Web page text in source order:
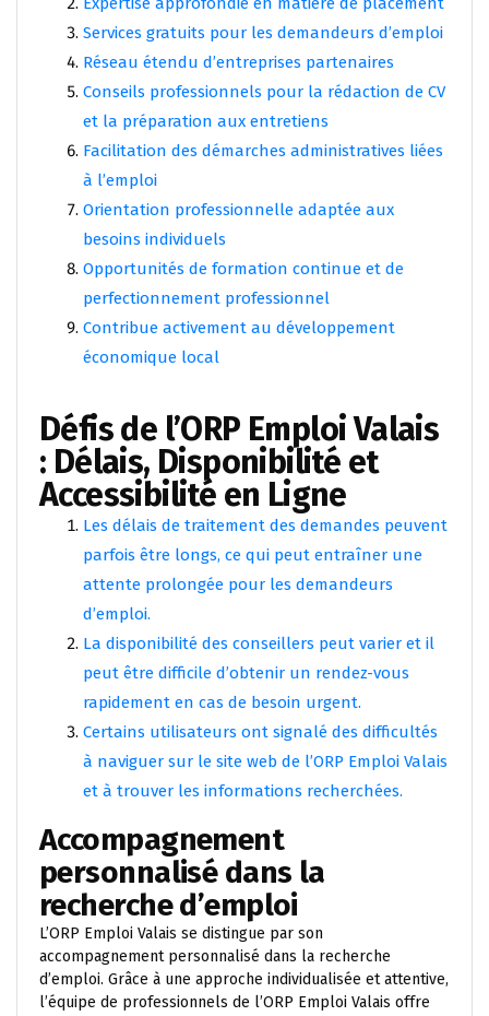
Services gratuits pour les demandeurs d’emploi
Réseau étendu d’entreprises partenaires
Conseils professionnels pour la rédaction de CV
et la préparation aux entretiens
Facilitation des démarches administratives liées
à l’emploi
Orientation professionnelle adaptée aux
besoins individuels
Opportunités de formation continue et de
perfectionnement professionnel
Contribue activement au développement
économique local
Défis de l’ORP Emploi Valais
: Délais, Disponibilité et
Accessibilité en Ligne
Les délais de traitement des demandes peuvent
parfois être longs, ce qui peut entraîner une
attente prolongée pour les demandeurs
d’emploi.
La disponibilité des conseillers peut varier et il
peut être difficile d’obtenir un rendez-vous
rapidement en cas de besoin urgent.
Certains utilisateurs ont signalé des difficultés
à naviguer sur le site web de l’ORP Emploi Valais
et à trouver les informations recherchées.
Accompagnement
personnalisé dans la
recherche d’emploi
L’ORP Emploi Valais se distingue par son
accompagnement personnalisé dans la recherche
d’emploi. Grâce à une approche individualisée et attentive,
l’équipe de professionnels de l’ORP Emploi Valais offre